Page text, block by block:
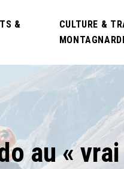
&
CULTURE &
au «